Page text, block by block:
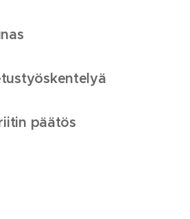
päätös